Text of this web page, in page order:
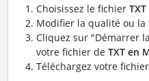
Choisissez le fichier TXT
Modifier la qualité ou
Cliquez sur "Démarrer
votre fichier de TXT en
Téléchargez votre fichier